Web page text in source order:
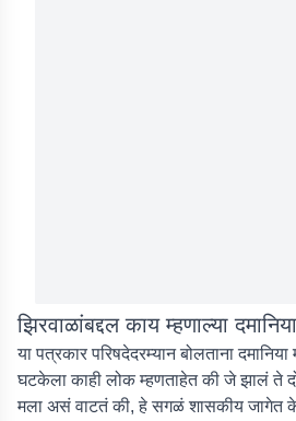
झिरवाळांबद्दल काय म्हणाल्या
या पत्रकार परिषदेदरम्यान बोलताना
घटकेला काही लोक म्हणताहेत की जे झालं ते
मला असं वाटतं की, हे सगळं शासकीय जागेत